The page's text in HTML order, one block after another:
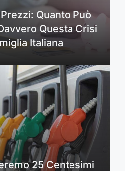
Quanto Può
Questa Crisi
Italiana
25 Centesimi